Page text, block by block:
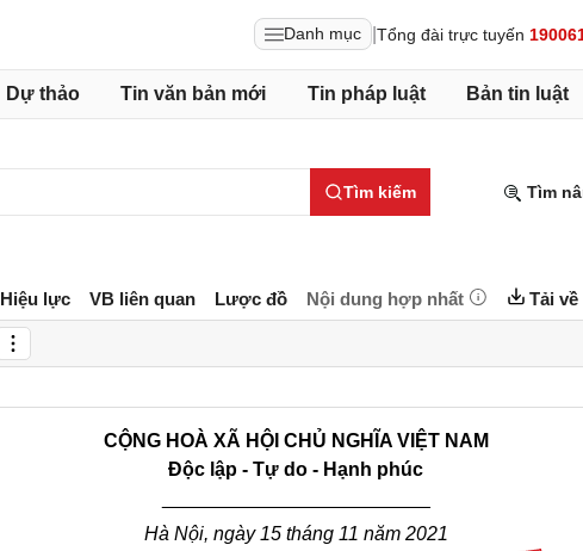
Danh mục Tổng đài trực tuyến
Dự thảo Tin văn bản mới Tin pháp luật Bản tin luật
Tìm kiếm Tìm
Hiệu lực VB liên quan Lược đồ Nội dung hợp nhất Tải về
CỘNG HOÀ XÃ HỘI CHỦ NGHĨA VIỆT NAM
Độc lập - Tự do - Hạnh phúc
Hà Nội, ngày 15 tháng 11 năm 2021